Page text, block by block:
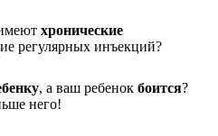
хронические
регулярных инъекций?
, а ваш ребенок боится?
него!